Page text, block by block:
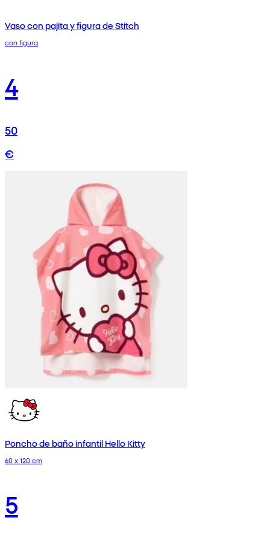
Vaso con pajita y figura de Stitch
con figura
4
50
€
Poncho de baño infantil Hello Kitty
60 x 120 cm
5